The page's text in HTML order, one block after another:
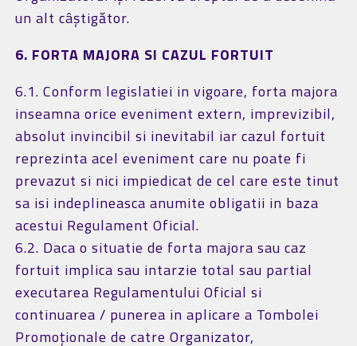
un alt câștigător.
6. FORTA MAJORA SI CAZUL FORTUIT
6.1. Conform legislatiei in vigoare, forta majora
inseamna orice eveniment extern, imprevizibil,
absolut invincibil si inevitabil iar cazul fortuit
reprezinta acel eveniment care nu poate fi
prevazut si nici impiedicat de cel care este tinut
sa isi indeplineasca anumite obligatii in baza
acestui Regulament Oficial.
6.2. Daca o situatie de forta majora sau caz
fortuit implica sau intarzie total sau partial
executarea Regulamentului Oficial si
continuarea / punerea in aplicare a Tombolei
Promoționale de catre Organizator,